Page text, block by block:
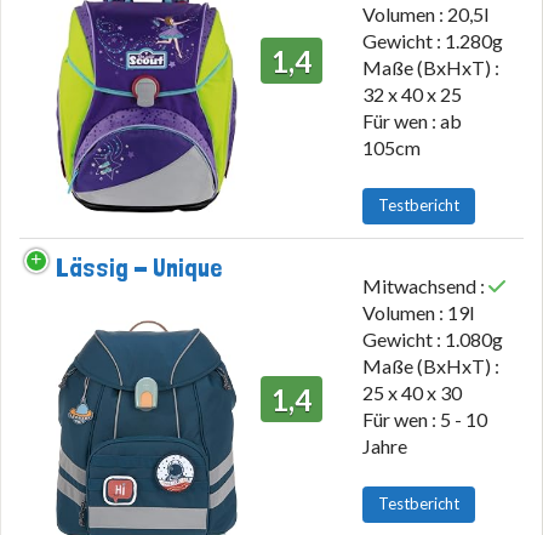
1,4
Volumen : 20,5l
Gewicht : 1.280g
Maße (BxHxT) :
32 x 40 x 25
Für wen : ab
105cm
Testbericht
Lässig - Unique
1,4
Mitwachsend :
Volumen : 19l
Gewicht : 1.080g
Maße (BxHxT) :
25 x 40 x 30
Für wen : 5 - 10
Jahre
Testbericht